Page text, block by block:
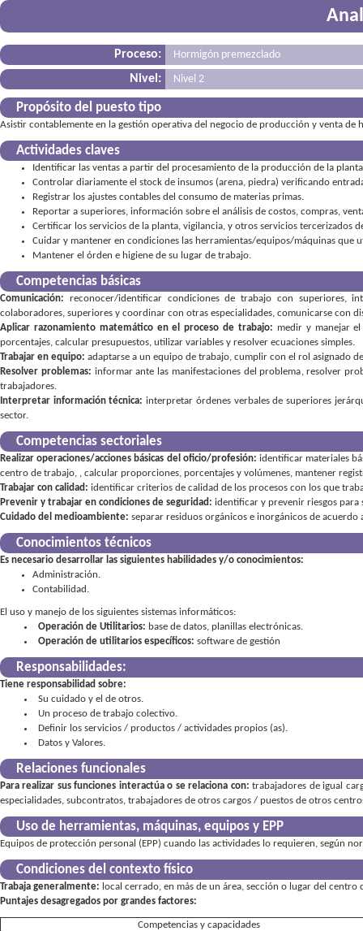
Proceso: Hormigón premezclado
Nivel: Nivel 2
Propósito del puesto tipo
Asistir contablemente en la gestión operativa del negocio de producción y venta de
Actividades claves
Identificar las ventas a partir del procesamiento de la producción de la
Controlar diariamente el stock de insumos (arena, piedra) verificando
Registrar los ajustes contables del consumo de materias primas.
Reportar a superiores, información sobre el análisis de costos, compras,
Certificar los servicios de la planta, vigilancia, y otros servicios tercerizados
Cuidar y mantener en condiciones las herramientas/equipos/máquinas que
Mantener el órden e higiene de su lugar de trabajo.
Competencias básicas
Comunicación: reconocer/identificar condiciones de trabajo con superiores,
colaboradores, superiores y coordinar con otras especialidades, comunicarse con
Aplicar razonamiento matemático en el proceso de trabajo: medir y manejar
porcentajes, calcular presupuestos, utilizar variables y resolver ecuaciones simples
Trabajar en equipo: adaptarse a un equipo de trabajo, cumplir con el rol asignado
Resolver problemas: informar ante las manifestaciones del problema,resolver
trabajadores
Interpretar información técnica: interpretar órdenes verbales de superiores
sector
Competencias sectoriales
Realizar operaciones/acciones básicas del oficio/profesión: identificar materiales
centro de trabajo, , calcular proporciones, porcentajes y volúmenes mantener
Trabajar con calidad: identificar criterios de calidad de los procesos con los que
Prevenir y trabajar en condiciones de seguridad: identificar y prevenir riesgos para
Cuidado del medioambiente: separar residuos orgánicos e inorgánicos de
Conocimientos técnicos
Es necesario desarrollar las siguientes habilidades y/o conocimientos:
Administración.
Contabilidad.
El uso y manejo de los siguientes sistemas informáticos:
Operación de Utilitarios: base de datos, planillas electrónicas.
Operación de utilitarios específicos: software de gestión
Responsabilidades:
Tiene responsabilidad sobre:
Su cuidado y el de otros
Un proceso de trabajo colectivo
Definir los servicios / productos / actividades propios (as)
Datos y Valores
Relaciones funcionales
Para realizar sus funciones interactúa o se relaciona con:trabajadores de igual
especialidades, subcontratos, trabajadores de otros cargos / puestos de otros
Uso de herramientas, máquinas, equipos y EPP
Equipos de protección personal (EPP) cuando las actividades lo requieren, según
Condiciones del contexto físico
Trabaja generalmente: local cerrado, en más de un área, sección o lugar del
Puntajes desagregados por grandes factores:
Competencias y capacidades